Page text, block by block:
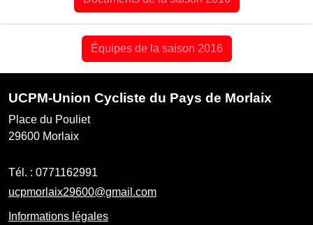
Équipes de la saison 2016
UCPM-Union Cycliste du Pays de Morlaix
Place du Pouliet
29600 Morlaix
Tél. : 0771162991
ucpmorlaix29600@gmail.com
Informations légales